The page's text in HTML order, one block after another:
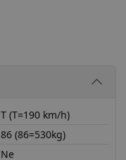
T (T=190 km/h)
86 (86=530kg)
Ne